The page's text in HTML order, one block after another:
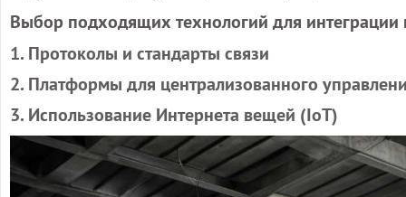
Выбор подходящих технологий для
1. Протоколы и стандарты связи
2. Платформы для централизованного
3. Использование Интернета вещей (IoT)